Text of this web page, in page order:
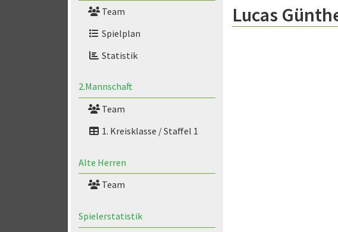
Team
Spielplan
Statistik
2.Mannschaft
Team
1. Kreisklasse / Staffel 1
Alte Herren
Team
Spielerstatistik
Lucas